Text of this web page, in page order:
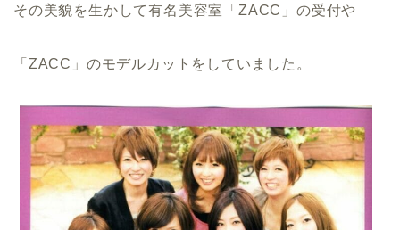
その美貌を生かして有名美容室「ZACC」の受付や
「ZACC」のモデルカットをしていました。